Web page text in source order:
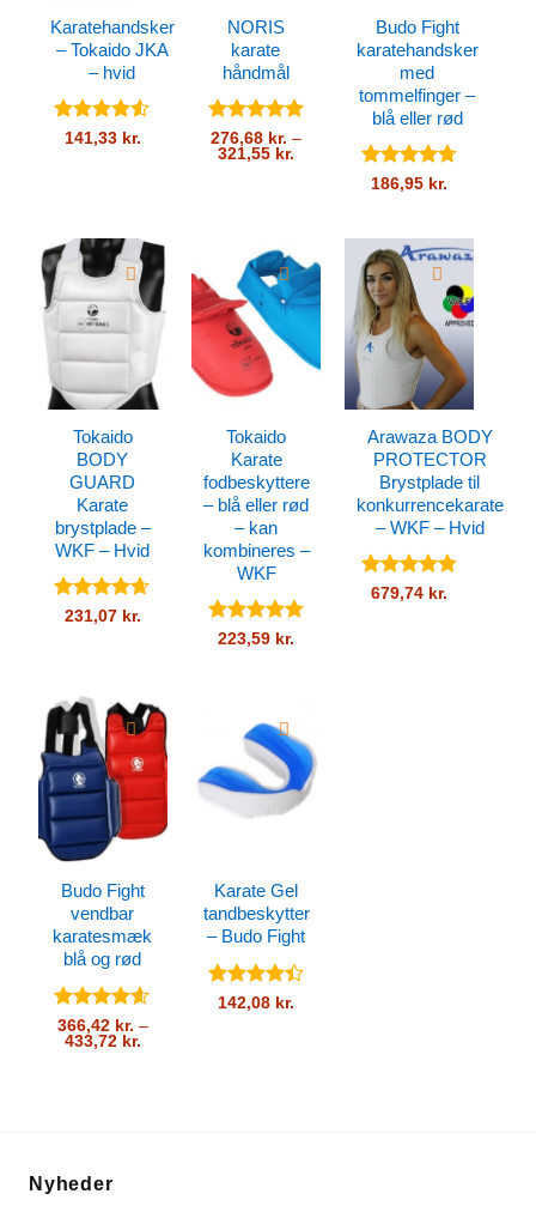
Karatehandsker
– Tokaido JKA
– hvid
Vurderet
141,33 kr.
NORIS
karate
håndmål
Vurderet5
ud af 5
276,68 kr. –
321,55 kr.Prisinterval:
276,68 kr.
Budo Fight
karatehandsker
med
tommelfinger –
blå eller rød
Vurderet
186,95 kr.
Tokaido
BODY
GUARD
Karate
brystplade –
WKF – Hvid
Vurderet
231,07 kr.
Tokaido
Karate
fodbeskyttere
– blå eller rød
– kan
kombineres –
WKF
Vurderet
223,59 kr.
Arawaza BODY
PROTECTOR
Brystplade til
konkurrencekarate
– WKF – Hvid
Vurderet
679,74 kr.
Budo Fight
vendbar
karatesmæk
blå og rød
Vurderet
4.53ud af
366,42 kr. –
433,72 kr.
Karate Gel
tandbeskytter
– Budo Fight
Vurderet
142,08 kr.
Nyheder